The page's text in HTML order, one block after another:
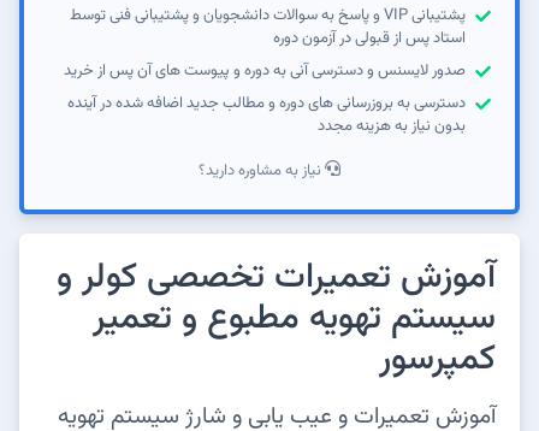
آموزش تعمیرات تخصصی کولر و
سیستم تهویه مطبوع و تعمیر
کمپرسور
آموزش تعمیرات و عیب یابی و شارژ سیستم تهویه
پشتیبانی VIP و پاسخ به سوالات دانشجویان و پشتیبانی فنی توسط
استاد پس از قبولی در آزمون دوره
صدور لایسنس و دسترسی آنی به دوره و پیوست های آن پس از خرید
دسترسی به بروزرسانی های دوره و مطالب جدید اضافه شده در آینده
بدون نیاز به هزینه مجدد
نیاز به مشاوره دارید؟